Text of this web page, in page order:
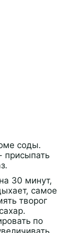
соды.
присыпать
30 минут,
самое
творог
по